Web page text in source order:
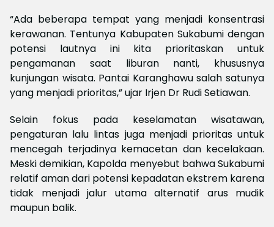
“Ada beberapa tempat yang menjadi konsentrasi
kerawanan. Tentunya Kabupaten Sukabumi dengan
potensi lautnya ini kita prioritaskan untuk
pengamanan saat liburan nanti, khususnya
kunjungan wisata. Pantai Karanghawu salah satunya
yang menjadi prioritas,” ujar Irjen Dr Rudi Setiawan.
Selain fokus pada keselamatan wisatawan,
pengaturan lalu lintas juga menjadi prioritas untuk
mencegah terjadinya kemacetan dan kecelakaan.
Meski demikian, Kapolda menyebut bahwa Sukabumi
relatif aman dari potensi kepadatan ekstrem karena
tidak menjadi jalur utama alternatif arus mudik
maupun balik.